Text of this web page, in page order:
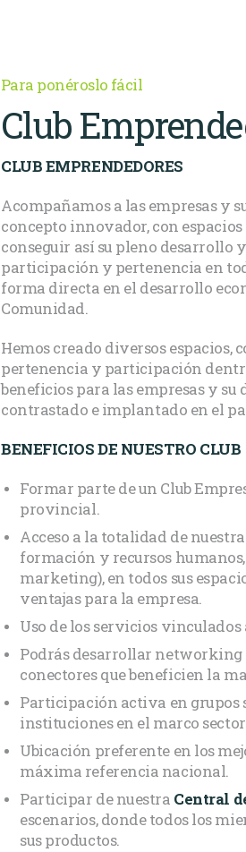
Para ponéroslo fácil
Club
CLUB EMPRENDEDORES
Acompañamos a las empresas y
concepto innovador, con
conseguir así su pleno desarrollo
participación y pertenencia en
forma directa en el desarrollo
Comunidad.
Hemos creado diversos
pertenencia y participación
beneficios para las empresas y
contrastado e implantado en el
BENEFICIOS DE NUESTRO CLUB
Formar parte de un Club
provincial.
Acceso a la totalidad de
formación y recursos
marketing), en todos sus
ventajas para la empresa.
Uso de los servicios
Podrás desarrollar networking
conectores que beneficien la
Participación activa en grupos
instituciones en el marco
Ubicación preferente en los
máxima referencia nacional.
Participar de nuestra Central
escenarios, donde todos los
sus productos.